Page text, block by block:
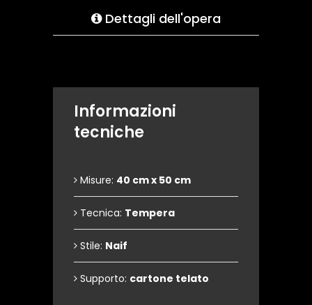
Dettagli dell'opera
Informazioni
tecniche
Misure: 40 cm x 50 cm
Tecnica: Tempera
Stile: Naif
Supporto: cartone telato